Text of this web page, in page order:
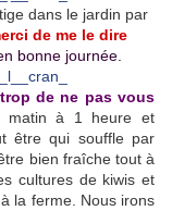
dans le jardin par
de me le dire
bonne journée.
de ne pas vous
à 1 heure et
être qui souffle par
bien fraîche tout à
cultures de kiwis et
la ferme. Nous irons